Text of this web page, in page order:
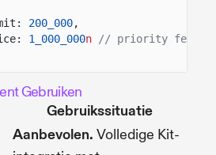
200_000,
1_000_000n
// priority fee in
Gebruiken
Gebruikssituatie
Aanbevolen. Volledige Kit-